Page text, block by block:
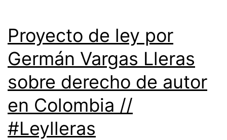
Proyecto de ley por
Germán Vargas Lleras
sobre derecho de autor
en Colombia //
#Leylleras